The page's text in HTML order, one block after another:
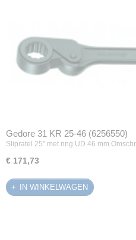
Gedore 31 KR 25-46 (6256550)
Slipratel 25" met ring UD 46
€ 171,73
IN WINKELWAGEN